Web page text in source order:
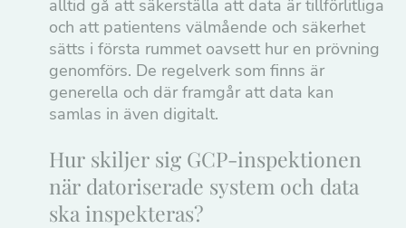
alltid gå att säkerställa att data är tillförlitliga
och att patientens välmående och säkerhet
sätts i första rummet oavsett hur en prövning
genomförs. De regelverk som finns är
generella och där framgår att data kan
samlas in även digitalt.
Hur skiljer sig GCP-inspektionen
när datoriserade system och data
ska inspekteras?